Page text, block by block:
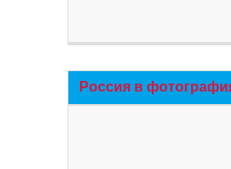
Россия в